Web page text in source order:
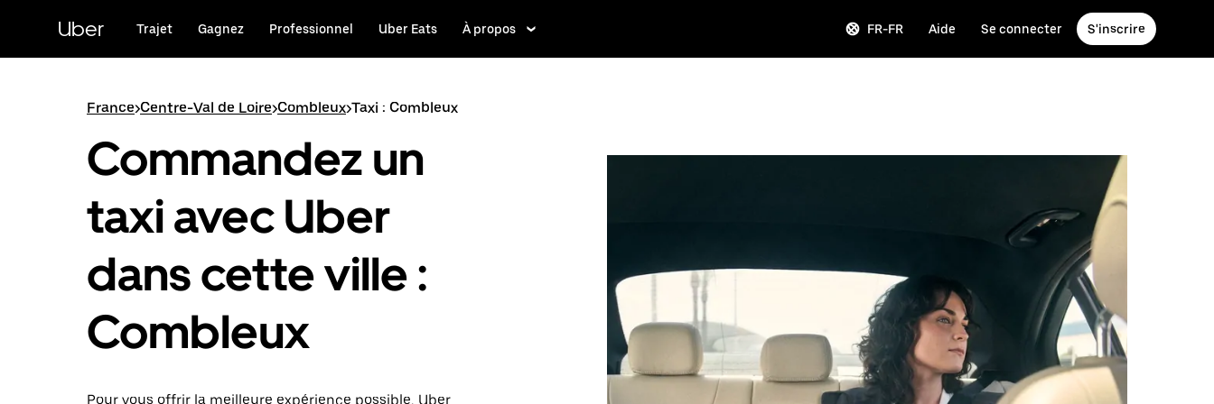
principal
Uber Trajet Gagnez Professionnel Uber Eats À propos FR-FR Aide Se connecter S'inscrire
France>Centre-Val de Loire>Combleux>Taxi : Combleux
Commandez un
taxi avec Uber
dans cette ville :
Combleux
Pour vous offrir la meilleure expérience possible, Uber